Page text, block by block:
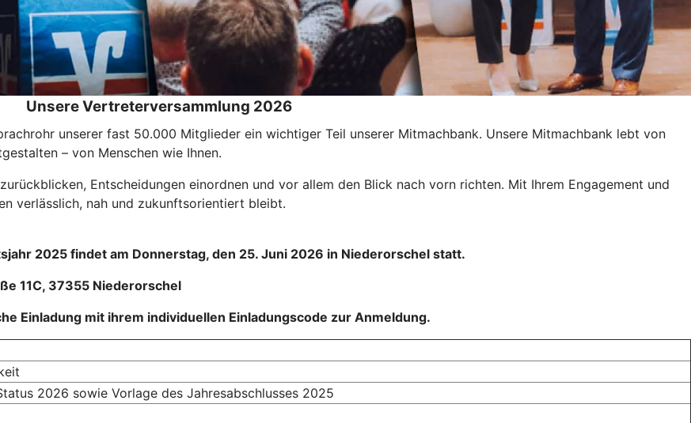
Unsere Vertreterversammlung 2026
unserer fast 50.000 Mitglieder ein wichtiger Teil unserer Mitmachbank. Unsere Mitmachbank lebt von
– von Menschen wie Ihnen.
Entscheidungen einordnen und vor allem den Blick nach vorn richten. Mit Ihrem Engagement und
verlässlich, nah und zukunftsorientiert bleibt.
2025 findet am Donnerstag, den 25. Juni 2026 in Niederorschel statt.
11C, 37355 Niederorschel
Einladung mit ihrem individuellen Einladungscode zur Anmeldung.
2026 sowie Vorlage des Jahresabschlusses 2025